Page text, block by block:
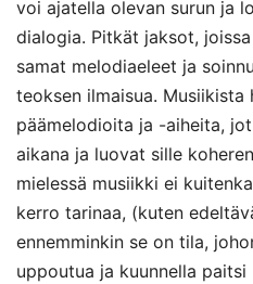
voi ajatella olevan surun ja
dialogia. Pitkät jaksot,
samat melodiaeleet ja
teoksen ilmaisua.
päämelodioita ja -aiheita,
aikana ja luovat sille
mielessä musiikki ei
kerro tarinaa, (kuten
ennemminkin se on tila,
uppoutua ja kuunnella